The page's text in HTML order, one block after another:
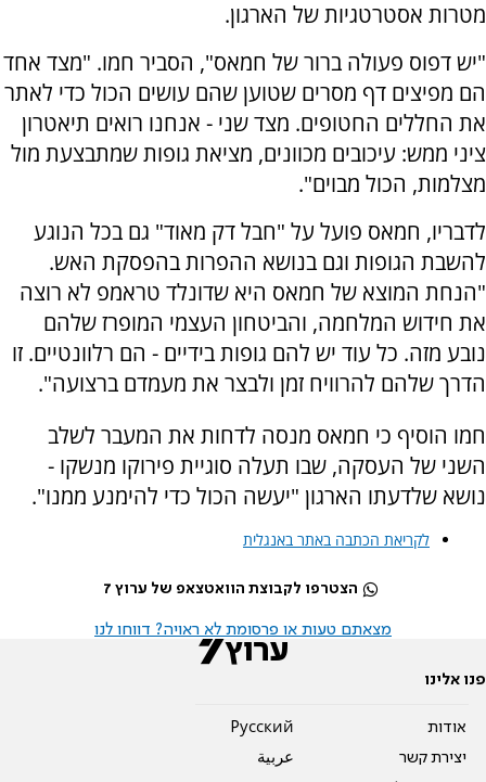
מטרות אסטרטגיות של הארגון.
"יש דפוס פעולה ברור של חמאס", הסביר חמו. "מצד אחד
הם מפיצים דף מסרים שטוען שהם עושים הכול כדי לאתר
את החללים החטופים. מצד שני - אנחנו רואים תיאטרון
ציני ממש: עיכובים מכוונים, מציאת גופות שמתבצעת מול
מצלמות, הכול מבוים".
לדבריו, חמאס פועל על "חבל דק מאוד" גם בכל הנוגע
להשבת הגופות וגם בנושא ההפרות בהפסקת האש.
"הנחת המוצא של חמאס היא שדונלד טראמפ לא רוצה
את חידוש המלחמה, והביטחון העצמי המופרז שלהם
נובע מזה. כל עוד יש להם גופות בידיים - הם רלוונטיים. זו
הדרך שלהם להרוויח זמן ולבצר את מעמדם ברצועה".
חמו הוסיף כי חמאס מנסה לדחות את המעבר לשלב
השני של העסקה, שבו תעלה סוגיית פירוקו מנשקו -
נושא שלדעתו הארגון "יעשה הכול כדי להימנע ממנו".
לקריאת הכתבה באתר באנגלית
הצטרפו לקבוצת הוואטצאפ של ערוץ 7
מצאתם טעות או פרסומת לא ראויה? דווחו לנו
פנו אלינו
אודות
יצירת קשר
Pусский
عربية